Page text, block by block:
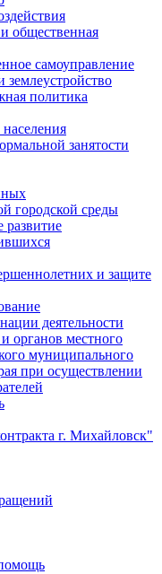
общественная
самоуправление
политика
занятости
городской среды
развитие
и защите
деятельности
органов местного
муниципального
при осуществлении
г. Михайловск"